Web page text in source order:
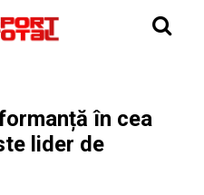
în cea
lider de